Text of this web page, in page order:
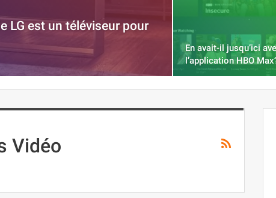
LG est un téléviseur pour
En avait-il jusqu’ici
l’application HBO
Vidéo